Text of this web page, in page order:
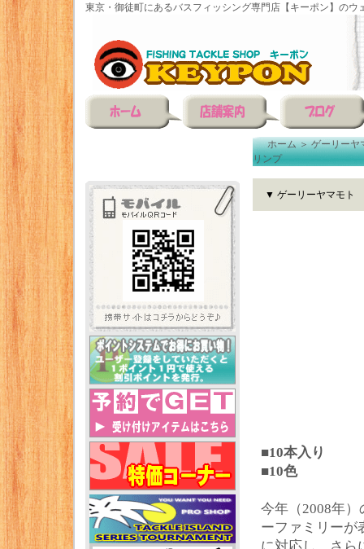
東京・御徒町にあるバスフィッシング専門店【キーポン】のウ
ホーム＞ゲーリーヤ
リンプ
▼ ゲーリーヤマモ
■10本入り
■10色
今年（2008年）
ーファミリーが